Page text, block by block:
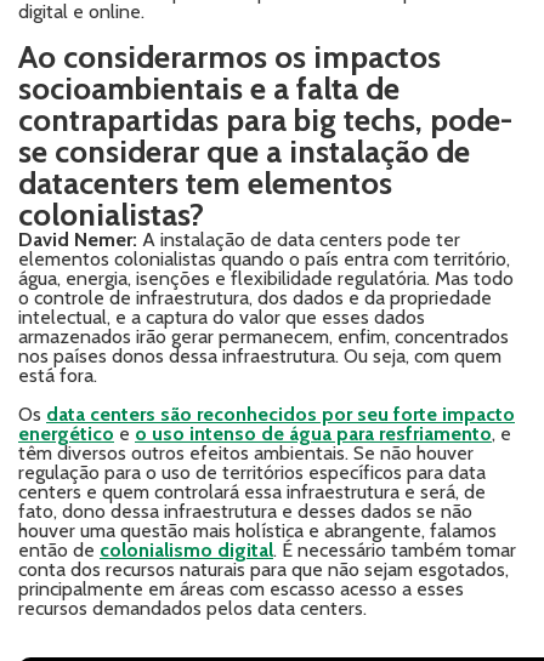
digital e online.
Ao considerarmos os impactos
socioambientais e a falta de
contrapartidas para big techs, pode-
se considerar que a instalação de
datacenters tem elementos
colonialistas?
David Nemer: A instalação de data centers pode ter
elementos colonialistas quando o país entra com território,
água, energia, isenções e flexibilidade regulatória. Mas todo
o controle de infraestrutura, dos dados e da propriedade
intelectual, e a captura do valor que esses dados
armazenados irão gerar permanecem, enfim, concentrados
nos países donos dessa infraestrutura. Ou seja, com quem
está fora.
Os data centers são reconhecidos por seu forte impacto
energético e o uso intenso de água para resfriamento, e
têm diversos outros efeitos ambientais. Se não houver
regulação para o uso de territórios específicos para data
centers e quem controlará essa infraestrutura e será, de
fato, dono dessa infraestrutura e desses dados se não
houver uma questão mais holística e abrangente, falamos
então de colonialismo digital. É necessário também tomar
conta dos recursos naturais para que não sejam esgotados,
principalmente em áreas com escasso acesso a esses
recursos demandados pelos data centers.